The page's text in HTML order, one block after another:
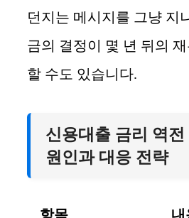
던지는 메시지를 그냥 지
금의 결정이 몇 년 뒤의
할 수도 있습니다.
신용대출 금리 역전
원인과 대응 전략
항목
내